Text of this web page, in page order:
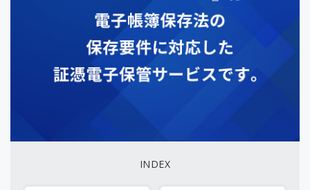
INDEX